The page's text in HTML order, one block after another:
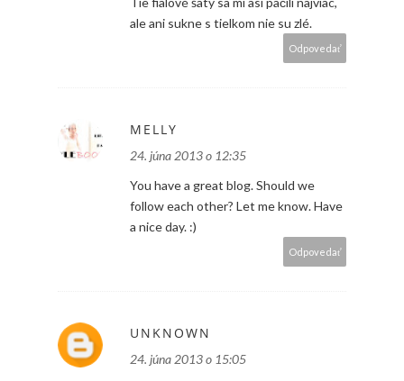
ale ani sukne s tielkom nie su zlé.
Odpovedať
MELLY
24. júna 2013 o 12:35
You have a great blog. Should we
follow each other? Let me know. Have
a nice day. :)
Odpovedať
UNKNOWN
24. júna 2013 o 15:05